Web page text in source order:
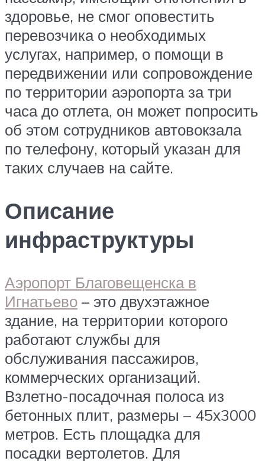
здоровье, не смог оповестить
перевозчика о необходимых
услугах, например, о помощи в
передвижении или сопровождение
по территории аэропорта за три
часа до отлета, он может попросить
об этом сотрудников автовокзала
по телефону, который указан для
таких случаев на сайте.
Описание
инфраструктуры
Аэропорт Благовещенска в
Игнатьево – это двухэтажное
здание, на территории которого
работают службы для
обслуживания пассажиров,
коммерческих организаций.
Взлетно-посадочная полоса из
бетонных плит, размеры – 45х3000
метров. Есть площадка для
посадки вертолетов. Для